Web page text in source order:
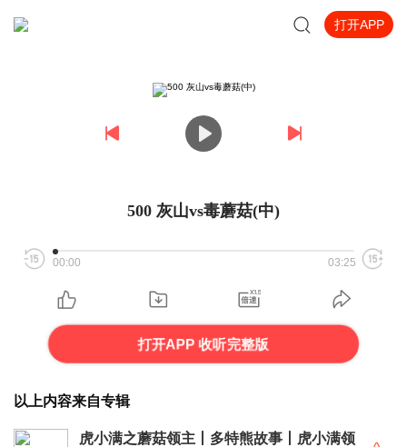
打开APP
500 灰山vs毒蘑菇(中)
00:00 03:25
打开APP 收听完整版
以上内容来自专辑
虎小满之蘑菇领主丨多特熊故事丨虎小满领